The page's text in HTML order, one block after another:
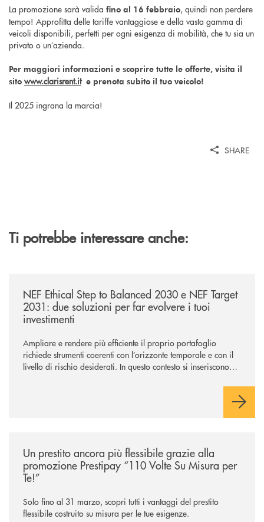
La promozione sarà valida fino al 16 febbraio, quindi non perdere
tempo! Approfitta delle tariffe vantaggiose e della vasta gamma di
veicoli disponibili, perfetti per ogni esigenza di mobilità, che tu sia un
privato o un’azienda.
Per maggiori informazioni e scoprire tutte le offerte, visita il
sitowww.clarisrent.ite prenota subito il tuo veicolo!
Il 2025 ingrana la marcia!
SHARE
Ti potrebbe interessare anche:
NEF Ethical Step to Balanced 2030 e NEF Target
2031: due soluzioni per far evolvere i tuoi
investimenti
Ampliare e rendere più efficiente il proprio portafoglio
richiede strumenti coerenti con l’orizzonte temporale e con il
livello di rischio desiderati. In questo contesto si inseriscono
soluzioni tra loro complementari, pensate per accompagnare
Un prestito ancora più flessibile grazie alla
promozione Prestipay “110 Volte Su Misura per
Te!”
Solo fino al 31 marzo, scopri tutti i vantaggi del prestito
flessibile costruito su misura per le tue esigenze.